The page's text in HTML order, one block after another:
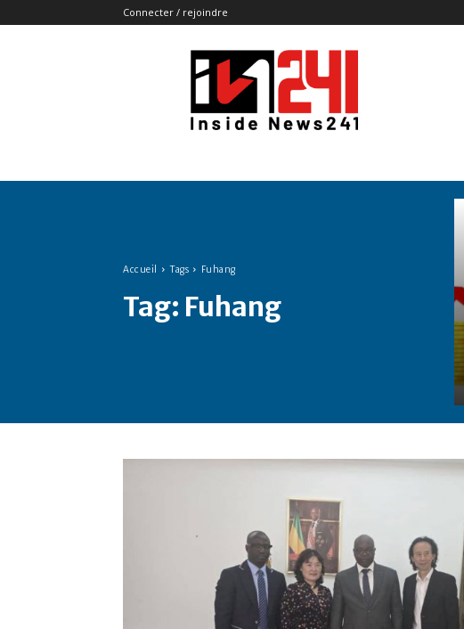
Connecter / rejoindre
Insidenews241
Accueil Tags Fuhang
Tag: Fuhang